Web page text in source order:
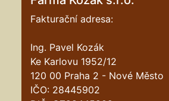
Fakturační adresa:
Ing. Pavel Kozák
Ke Karlovu 1952/12
120 00 Praha 2 - Nové Město
IČO: 28445902